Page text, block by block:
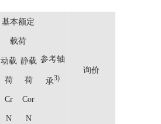
基本额定
载荷
参考轴
承3)
询价
动载
荷
Cr
N
静载
荷
Cor
N